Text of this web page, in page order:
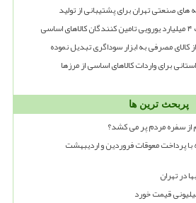
صنعتی تهران برای پشتیبانی از تولید
مصرفی به ابزار سوداگری تبدیل نموده
پربحث ترین ها
با پرداخت معوقات فروردین و اردیبهشت